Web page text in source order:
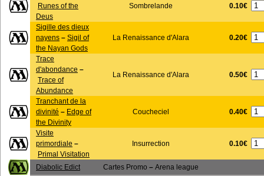
Runes of the
Deus
Sombrelande 0.10€
Sigille des dieux
nayens – Sigil of
the Nayan Gods
La Renaissance d'Alara 0.20€
Trace
d'abondance –
Trace of
Abundance
La Renaissance d'Alara 0.50€
Tranchant de la
divinité – Edge of
the Divinity
Coucheciel 0.40€
Visite
primordiale –
Primal Visitation
Insurrection 0.10€
Diabolic Edict Cartes Promo – Arena league